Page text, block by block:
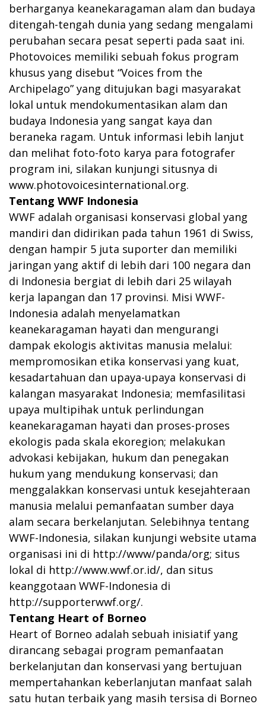
berharganya keanekaragaman alam dan budaya
ditengah-tengah dunia yang sedang mengalami
perubahan secara pesat seperti pada saat ini.
Photovoices memiliki sebuah fokus program
khusus yang disebut “Voices from the
Archipelago” yang ditujukan bagi masyarakat
lokal untuk mendokumentasikan alam dan
budaya Indonesia yang sangat kaya dan
beraneka ragam. Untuk informasi lebih lanjut
dan melihat foto-foto karya para fotografer
program ini, silakan kunjungi situsnya di
www.photovoicesinternational.org.
Tentang WWF Indonesia
WWF adalah organisasi konservasi global yang
mandiri dan didirikan pada tahun 1961 di Swiss,
dengan hampir 5 juta suporter dan memiliki
jaringan yang aktif di lebih dari 100 negara dan
di Indonesia bergiat di lebih dari 25 wilayah
kerja lapangan dan 17 provinsi. Misi WWF-
Indonesia adalah menyelamatkan
keanekaragaman hayati dan mengurangi
dampak ekologis aktivitas manusia melalui:
mempromosikan etika konservasi yang kuat,
kesadartahuan dan upaya-upaya konservasi di
kalangan masyarakat Indonesia; memfasilitasi
upaya multipihak untuk perlindungan
keanekaragaman hayati dan proses-proses
ekologis pada skala ekoregion; melakukan
advokasi kebijakan, hukum dan penegakan
hukum yang mendukung konservasi; dan
menggalakkan konservasi untuk kesejahteraan
manusia melalui pemanfaatan sumber daya
alam secara berkelanjutan. Selebihnya tentang
WWF-Indonesia, silakan kunjungi website utama
organisasi ini di http://www/panda/org; situs
lokal di http://www.wwf.or.id/, dan situs
keanggotaan WWF-Indonesia di
http://supporterwwf.org/.
Tentang Heart of Borneo
Heart of Borneo adalah sebuah inisiatif yang
dirancang sebagai program pemanfaatan
berkelanjutan dan konservasi yang bertujuan
mempertahankan keberlanjutan manfaat salah
satu hutan terbaik yang masih tersisa di Borneo